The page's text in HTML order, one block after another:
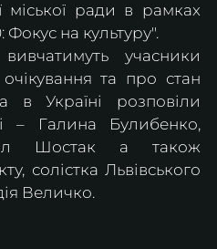
міської ради в рамках
на культуру".
учасники
та про стан
в Україні розповіли
– Галина Булибенко,
Шостак а також
солістка Львівського
Величко.